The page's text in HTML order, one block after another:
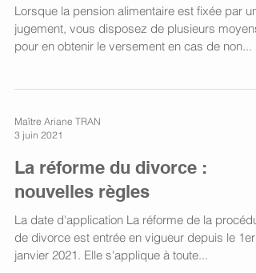
en cas de non paiement ?
Lorsque la pension alimentaire est fixée par un
jugement, vous disposez de plusieurs moyens
3 juin 2021
La réforme du divorce :
nouvelles règles
La date d'application La réforme de la
de divorce est entrée en vigueur depuis le 1er